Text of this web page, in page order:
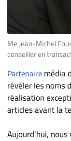
Me Jean-Michel
conseiller en
Partenaire média
révéler les noms
réalisation
articles avant la
Aujourd'hui,